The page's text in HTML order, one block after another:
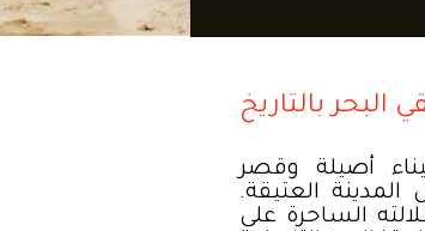
بالتاريخ
أصيلة وقصر
العتيقة.
الساحرة على